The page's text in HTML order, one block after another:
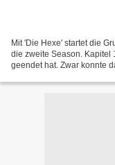
Mit 'Die Hexe' startet die
die zweite Season. Kapitel
geendet hat. Zwar konnte